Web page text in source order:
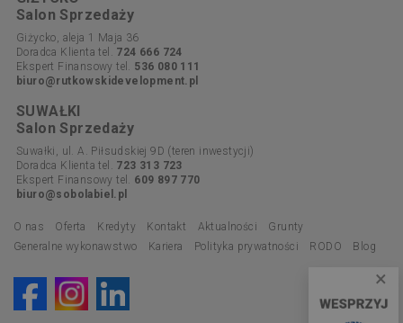
×
Salon Sprzedaży
Giżycko, aleja 1 Maja 36
Doradca Klienta tel. 724 666 724
Ekspert Finansowy tel. 536 080 111
biuro@rutkowskidevelopment.pl
SUWAŁKI
Salon Sprzedaży
Suwałki, ul. A. Piłsudskiej 9D (teren inwestycji)
Doradca Klienta tel. 723 313 723
Ekspert Finansowy tel. 609 897 770
biuro@sobolabiel.pl
O nas Oferta Kredyty Kontakt Aktualności
Grunty
Generalne wykonawstwo
Kariera Polityka prywatności RODO Blog